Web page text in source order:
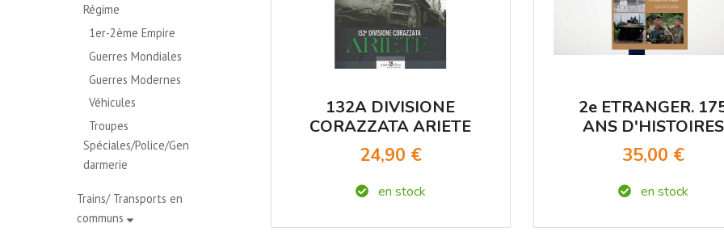
Régime
1er-2ème Empire
Guerres Mondiales
Guerres Modernes
Véhicules
Troupes
Spéciales/Police/Gen
darmerie
Trains/ Transports en
communs
132A DIVISIONE
CORAZZATA ARIETE
24,90 €
en stock
2e ETRANGER.
ANS D'HISTOIRES
D'HOMMES ET DE
COMBATS
35,00 €
en stock